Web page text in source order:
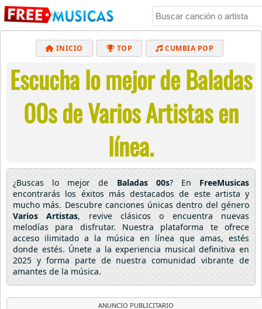
INICIO TOP CUMBIA POP
BACHATA MUSICA CRISTIANA
REGGAETON BALADAS ALTERNATIVO
ELECTRÓNICA CUMBIAS
Escucha lo mejor de Baladas
00s de Varios Artistas en
línea.
¿Buscas lo mejor de Baladas 00s? En FreeMusicas
encontrarás los éxitos más destacados de este artista y
mucho más. Descubre canciones únicas dentro del género
Varios Artistas, revive clásicos o encuentra nuevas
melodías para disfrutar. Nuestra plataforma te ofrece
acceso ilimitado a la música en línea que amas, estés
donde estés. Únete a la experiencia musical definitiva en
2025 y forma parte de nuestra comunidad vibrante de
amantes de la música.
ANUNCIO PUBLICITARIO